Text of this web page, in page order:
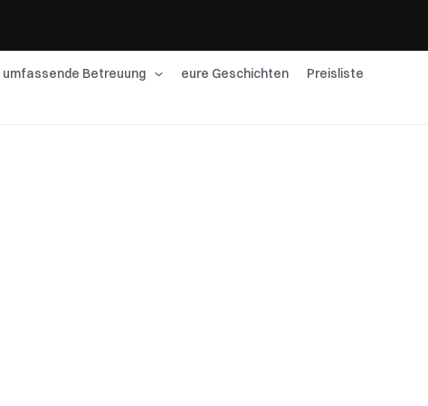
umfassende Betreuung eure Geschichten
Preisliste